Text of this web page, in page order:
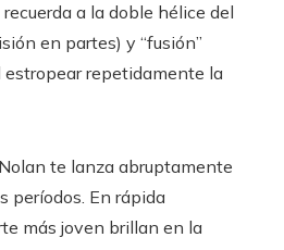
a la doble hélice del
en partes) y “fusión”
estropear repetidamente la
te lanza abruptamente
períodos. En rápida
más joven brillan en la